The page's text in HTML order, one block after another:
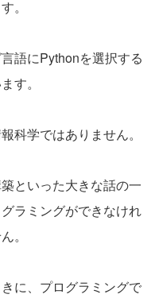
。
語にPythonを選択する
す。
科学ではありません。
といった大きな話の一
ラミングができなけれ
。
に、プログラミングで